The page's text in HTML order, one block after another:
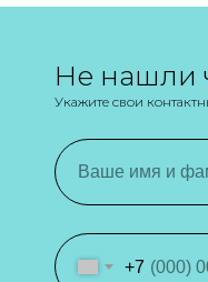
+7
Не нашли
Укажите свои